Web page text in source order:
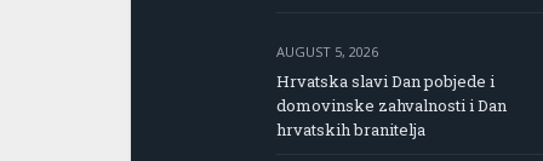
AUGUST 5, 2026
Hrvatska slavi Dan pobjede i
domovinske zahvalnosti i Dan
hrvatskih branitelja